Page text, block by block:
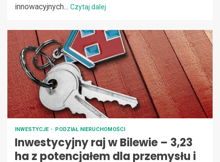
innowacyjnych... Czytaj dalej
INWESTYCJE PODZIAŁ NIERUCHOMOŚCI
Inwestycyjny raj w Bilewie – 3,23
ha z potencjałem dla przemysłu i